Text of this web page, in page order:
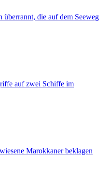
die auf dem Seeweg
auf zwei Schiffe im
Marokkaner beklagen